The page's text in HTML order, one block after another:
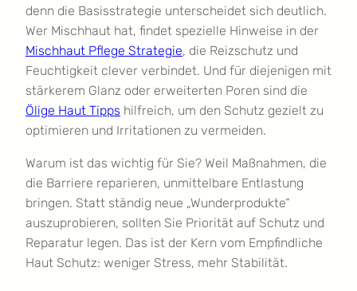
denn die Basisstrategie unterscheidet sich deutlich.
Wer Mischhaut hat, findet spezielle Hinweise in der
Mischhaut Pflege Strategie, die Reizschutz und
Feuchtigkeit clever verbindet. Und für diejenigen mit
stärkerem Glanz oder erweiterten Poren sind die
Ölige Haut Tipps hilfreich, um den Schutz gezielt zu
optimieren und Irritationen zu vermeiden.
Warum ist das wichtig für Sie? Weil Maßnahmen, die
die Barriere reparieren, unmittelbare Entlastung
bringen. Statt ständig neue „Wunderprodukte“
auszuprobieren, sollten Sie Priorität auf Schutz und
Reparatur legen. Das ist der Kern vom Empfindliche
Haut Schutz: weniger Stress, mehr Stabilität.